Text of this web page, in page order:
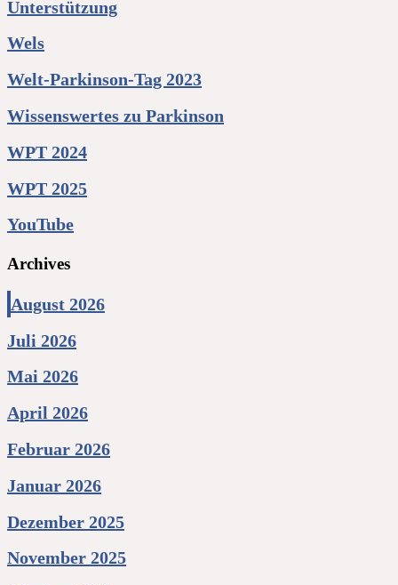
Unterstützung
Wels
Welt-Parkinson-Tag 2023
Wissenswertes zu Parkinson
WPT 2024
WPT 2025
YouTube
Archives
August 2026
Juli 2026
Mai 2026
April 2026
Februar 2026
Januar 2026
Dezember 2025
November 2025